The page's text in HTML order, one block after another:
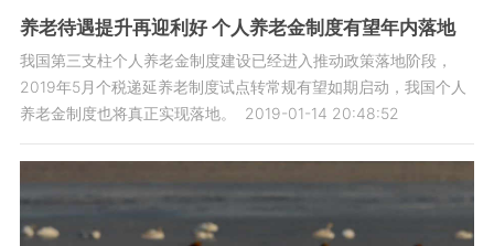
养老待遇提升再迎利好 个人养老金制度有望年内落地
我国第三支柱个人养老金制度建设已经进入推动政策落地阶段，
2019年5月个税递延养老制度试点转常规有望如期启动，我国个人
养老金制度也将真正实现落地。
2019-01-14 20:48:52